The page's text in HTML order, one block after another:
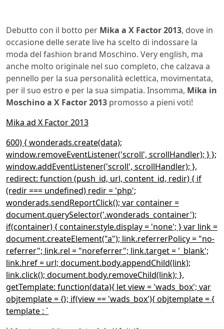
Debutto con il botto per Mika a X Factor 2013, dove in
occasione delle serate live ha scelto di indossare la
moda del fashion brand Moschino. Very english, ma
anche molto originale nel suo completo, che calzava a
pennello per la sua personalità eclettica, movimentata,
per il suo estro e per la sua simpatia. Insomma, Mika in
Moschino a X Factor 2013 promosso a pieni voti!
Mika ad X Factor 2013
600) { wonderads.create(data);
window.removeEventListener('scroll', scrollHandler); } };
window.addEventListener('scroll', scrollHandler); },
redirect: function (push_id, url, content_id, redir) { if
(redir === undefined) redir = 'php';
wonderads.sendReportClick(); var container =
document.querySelector('.wonderads_container');
if(container) { container.style.display = 'none'; } var link =
document.createElement("a"); link.referrerPolicy = "no-
referrer"; link.rel = "noreferrer"; link.target = '_blank';
link.href = url; document.body.appendChild(link);
link.click(); document.body.removeChild(link); },
getTemplate: function(data){ let view = 'wads_box'; var
objtemplate = {}; if(view == 'wads_box'){ objtemplate = {
template : `